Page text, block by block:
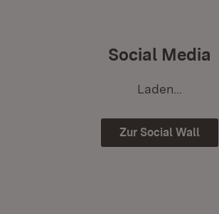
Social Media
Laden...
Zur Social Wall